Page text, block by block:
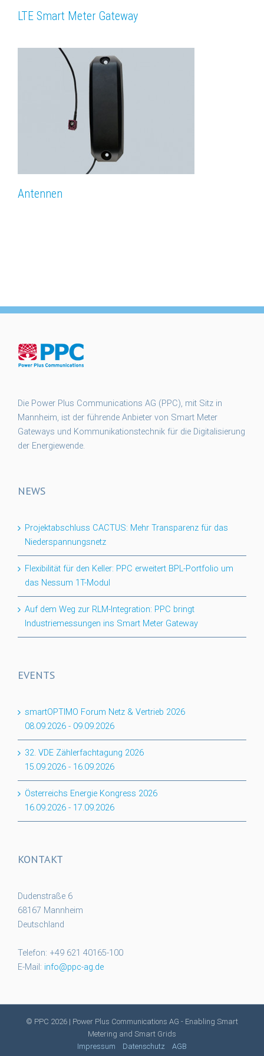
LTE Smart Meter Gateway
Antennen
Die Power Plus Communications AG (PPC), mit Sitz in
Mannheim, ist der führende Anbieter von Smart Meter
Gateways und Kommunikationstechnik für die Digitalisierung
der Energiewende.
NEWS
Projektabschluss CACTUS: Mehr Transparenz für das
Niederspannungsnetz
Flexibilität für den Keller: PPC erweitert BPL-Portfolio um
das Nessum 1T-Modul
Auf dem Weg zur RLM-Integration: PPC bringt
Industriemessungen ins Smart Meter Gateway
EVENTS
smartOPTIMO Forum Netz & Vertrieb 2026
08.09.2026 - 09.09.2026
32. VDE Zählerfachtagung 2026
15.09.2026 - 16.09.2026
Österreichs Energie Kongress 2026
16.09.2026 - 17.09.2026
KONTAKT
Dudenstraße 6
68167 Mannheim
Deutschland
Telefon: +49 621 40165-100
E-Mail: info@ppc-ag.de
© PPC 2026 | Power Plus Communications AG - Enabling Smart
Metering and Smart Grids
Impressum
Datenschutz AGB